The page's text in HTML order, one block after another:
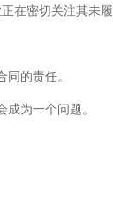
在密切关注其未
的责任。
为一个问题。